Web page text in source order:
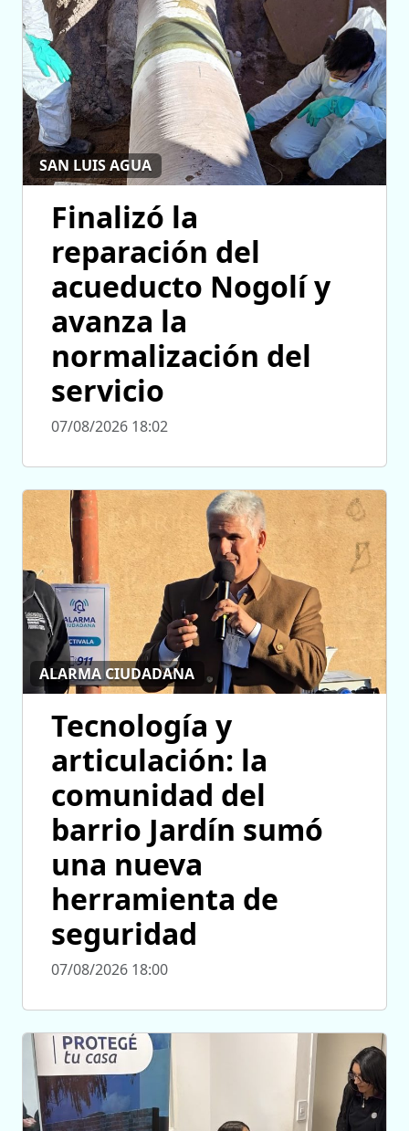
SAN LUIS AGUA
Finalizó la
reparación del
acueducto Nogolí y
avanza la
normalización del
servicio
07/08/2026 18:02
ALARMA CIUDADANA
Tecnología y
articulación: la
comunidad del
barrio Jardín sumó
una nueva
herramienta de
seguridad
07/08/2026 18:00